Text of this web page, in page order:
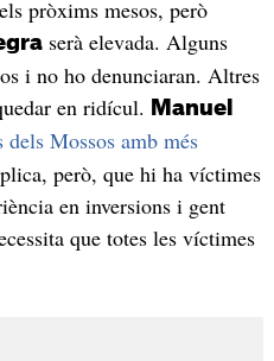
pròxims mesos, però
serà elevada. Alguns
i no ho denunciaran. Altres
en ridícul.
Manuel
dels Mossos amb més
però, que hi ha víctimes
en inversions i gent
que totes les víctimes